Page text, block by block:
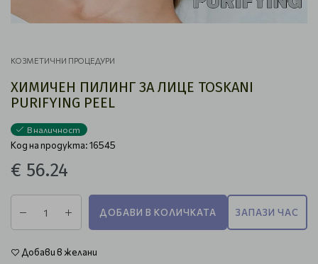
КОЗМЕТИЧНИ ПРОЦЕДУРИ
ХИМИЧЕН ПИЛИНГ ЗА ЛИЦЕ TOSKANI
PURIFYING PEEL
В наличност
Код на продукта: 16545
€ 56.24
ДОБАВИ В КОЛИЧКАТА ЗАПАЗИ ЧАС
Добави в желани